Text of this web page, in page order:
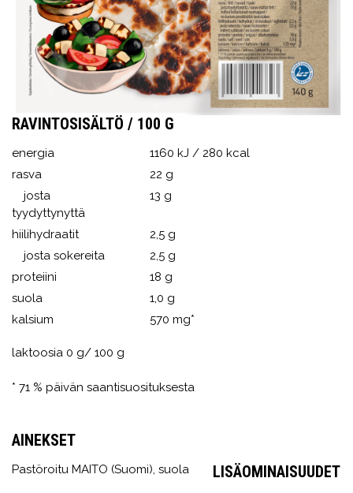
RAVINTOSISÄLTÖ / 100 G
energia
1160 kJ / 280 kcal
rasva
22 g
josta
tyydyttynyttä
13 g
hiilihydraatit
2,5 g
josta sokereita
2,5 g
proteiini
18 g
suola
1,0 g
kalsium
570 mg*
laktoosia 0 g/ 100 g
* 71 % päivän saantisuosituksesta
AINEKSET
Pastöroitu MAITO (Suomi), suola LISÄOMINAISUUDET